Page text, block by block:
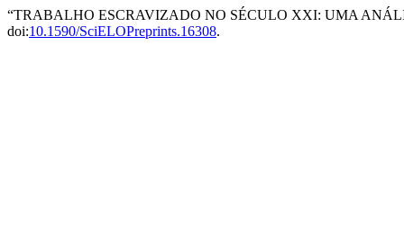
“TRABALHO ESCRAVIZADO NO SÉCULO XXI: UMA
doi:10.1590/SciELOPreprints.16308.